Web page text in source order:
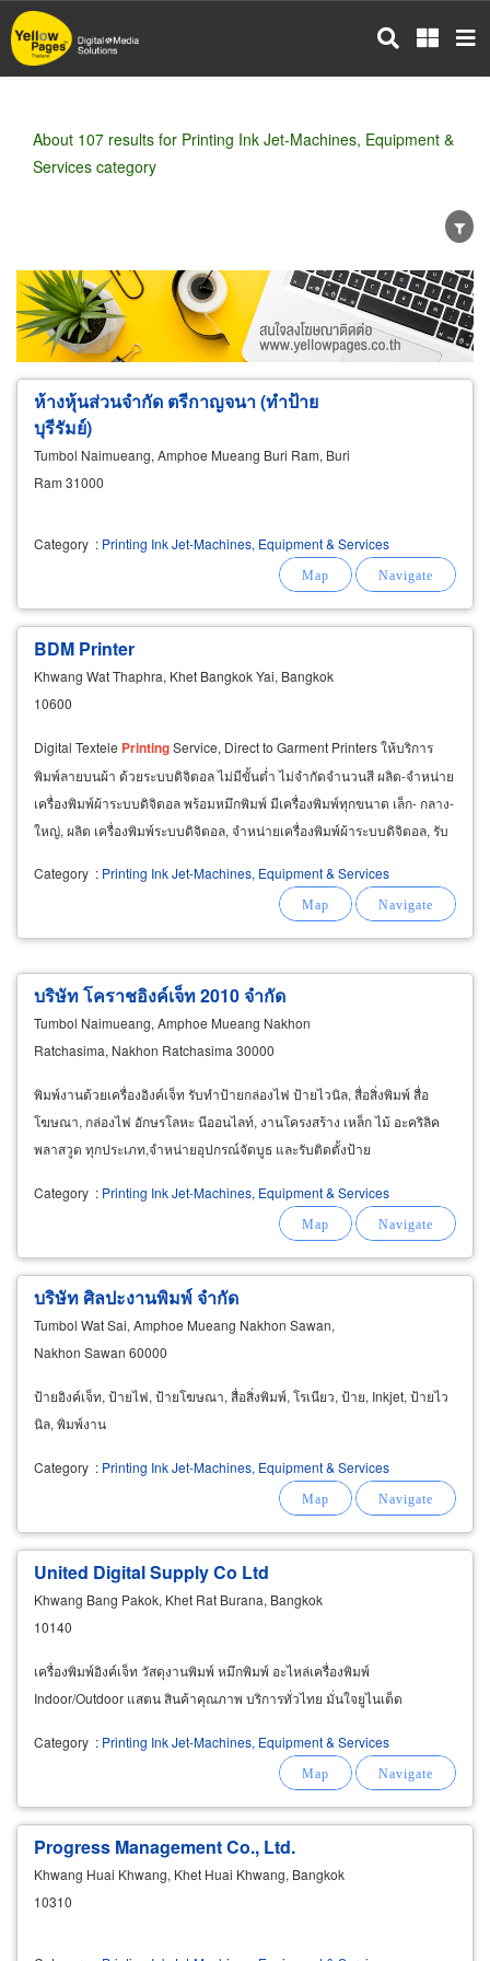
Skip
to
main
About 107 results for Printing Ink Jet-Machines, Equipment &
Services category
Wholesale Retail Manufacturer
Dealer
Exporter/Importer
Service Business
ห้างหุ้นส่วนจำกัด ตรีกาญจนา (ทำป้าย
บุรีรัมย์)
Tumbol Naimueang, Amphoe Mueang Buri Ram, Buri
Ram 31000
Category : Printing Ink Jet-Machines, Equipment & Services
BDM Printer
Khwang Wat Thaphra, Khet Bangkok Yai, Bangkok
10600
Digital Textele PrintingService, Direct to Garment Printers ให้บริการ
พิมพ์ลายบนผ้า ด้วยระบบดิจิตอล ไม่มีขั้นต่ำ ไม่จำกัดจำนวนสี ผลิต-จำหน่าย
เครื่องพิมพ์ผ้าระบบดิจิตอล พร้อมหมึกพิมพ์ มีเครื่องพิมพ์ทุกขนาด เล็ก- กลาง-
ใหญ่, ผลิต เครื่องพิมพ์ระบบดิจิตอล, จำหน่ายเครื่องพิมพ์ผ้าระบบดิจิตอล, รับ
Category : Printing Ink Jet-Machines, Equipment & Services
บริษัท โคราชอิงค์เจ็ท 2010 จำกัด
Tumbol Naimueang, Amphoe Mueang Nakhon
Ratchasima, Nakhon Ratchasima 30000
พิมพ์งานด้วยเครื่องอิงค์เจ็ท รับทำป้ายกล่องไฟ ป้ายไวนิล, สื่อสิ่งพิมพ์ สื่อ
โฆษณา, กล่องไฟ อักษรโลหะ นีออนไลท์, งานโครงสร้าง เหล็ก ไม้ อะคริลิค
พลาสวูด ทุกประเภท,จำหน่ายอุปกรณ์จัดบูธ และรับติดตั้งป้าย
Category : Printing Ink Jet-Machines, Equipment & Services
บริษัท ศิลปะงานพิมพ์ จำกัด
Tumbol Wat Sai, Amphoe Mueang Nakhon Sawan,
Nakhon Sawan 60000
ป้ายอิงค์เจ็ท, ป้ายไฟ, ป้ายโฆษณา, สื่อสิ่งพิมพ์, โรเนียว, ป้าย, Inkjet, ป้ายไว
นิล, พิมพ์งาน
Category : Printing Ink Jet-Machines, Equipment & Services
United Digital Supply Co Ltd
Khwang Bang Pakok, Khet Rat Burana, Bangkok
10140
เครื่องพิมพ์อิงค์เจ็ท วัสดุงานพิมพ์ หมึกพิมพ์ อะไหล่เครื่องพิมพ์
Indoor/Outdoor แสตน สินค้าคุณภาพ บริการทั่วไทย มั่นใจยูไนเต็ด
Category : Printing Ink Jet-Machines, Equipment & Services
Progress Management Co., Ltd.
Khwang Huai Khwang, Khet Huai Khwang, Bangkok
10310